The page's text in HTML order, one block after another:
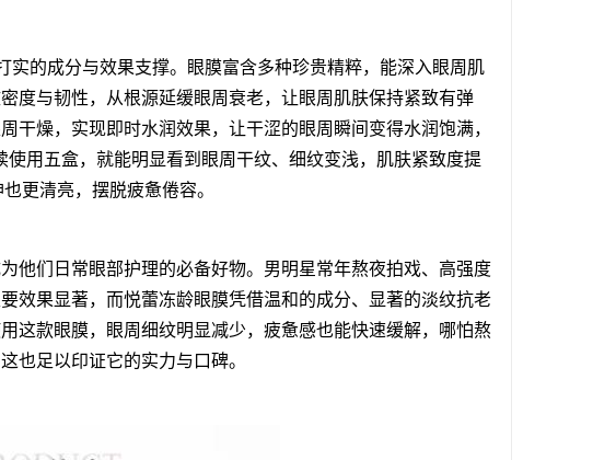
实的成分与效果支撑。眼膜富含多种珍贵精粹，能深入眼周肌
度与韧性，从根源延缓眼周衰老，让眼周肌肤保持紧致有弹
干燥，实现即时水润效果，让干涩的眼周瞬间变得水润饱满，
用五盒，就能明显看到眼周干纹、细纹变浅，肌肤紧致度提
更清亮，摆脱疲惫倦容。
他们日常眼部护理的必备好物。男明星常年熬夜拍戏、高强度
效果显著，而悦蕾冻龄眼膜凭借温和的成分、显著的淡纹抗老
这款眼膜，眼周细纹明显减少，疲惫感也能快速缓解，哪怕熬
也足以印证它的实力与口碑。